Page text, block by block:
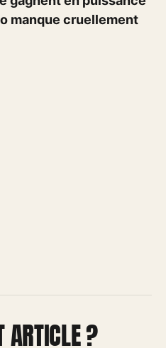
manque cruellement
ARTICLE ?